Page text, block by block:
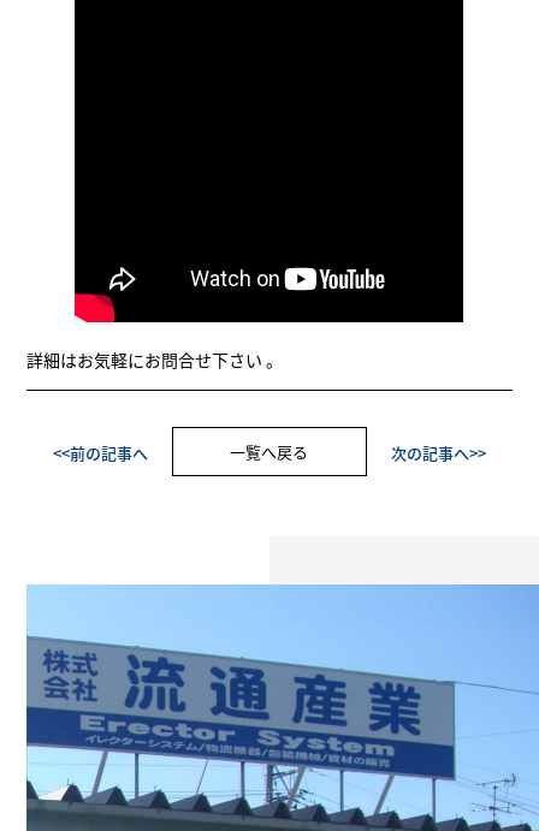
詳細はお気軽にお問合せ下さい 。
<<前の記事へ 一覧へ戻る 次の記事へ>>